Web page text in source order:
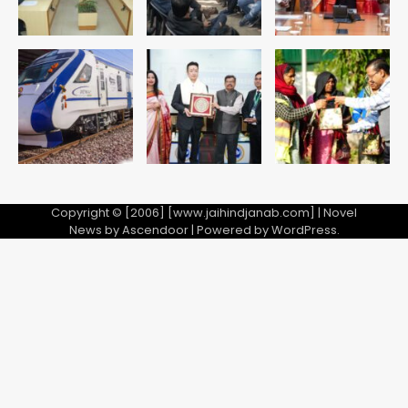
5
डीएम अस्मिता लाल ने गोद में उठाकर दिया
अपनत्व का सहारा
Team JHJ
Copyright © [2006] [www.jaihindjanab.com] | Novel
News byAscendoor| Powered byWordPress.